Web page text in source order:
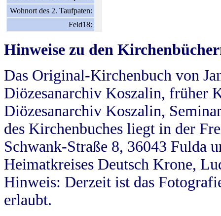
Wohnort des 2. Taufpaten:
Feld18:
Hinweise zu den
Das Original-Kirchenbuch von
Diözesanarchiv Koszalin, früher
Diözesanarchiv Koszalin,
des Kirchenbuches liegt in der
Schwank-Straße 8, 36043 Fulda
Heimatkreises Deutsch Krone,
Hinweis: Derzeit ist das
erlaubt.